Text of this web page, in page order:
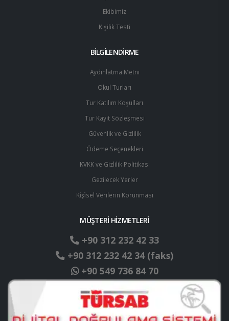
Ekibimiz
Kişilik Testi
BİLGİLENDİRME
Aydınlatma Metni
Okul Turları
Tur Katılım Koşulları
Tur Kayıt Sözleşmesi
Güvenlik ve Gizlilik
Ödeme Seçenekleri
KVKK ve Gizlilik Politikası
Gezilecek Yerler
Ki̇şi̇sel Verilerin Korunması
MÜŞTERİ HİZMETLERİ
+90 312 232 42 33
+90 312 232 42 34 (faks)
+90 549 736 84 70